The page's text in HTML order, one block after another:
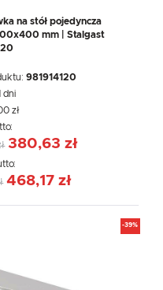
na stół pojedyncza
mm | Stalgast
981914120
dni
zł
380,63 zł
468,17 zł
-39%